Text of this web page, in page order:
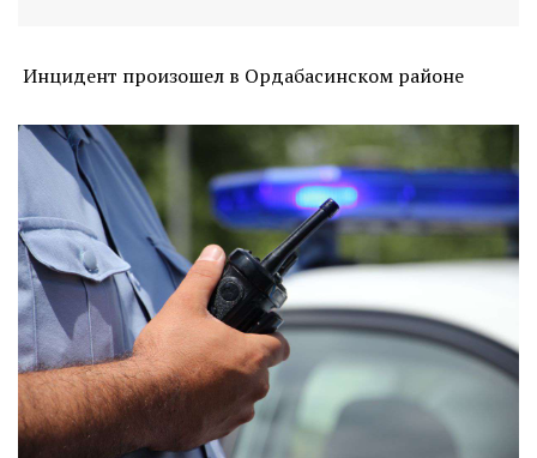
Инцидент произошел в Ордабасинском районе